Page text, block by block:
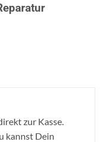
zur Kasse.
kannst Dein